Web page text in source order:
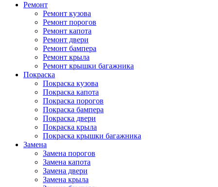
Ремонт
Ремонт кузова
Ремонт порогов
Ремонт капота
Ремонт двери
Ремонт бампера
Ремонт крыла
Ремонт крышки багажника
Покраска
Покраска кузова
Покраска капота
Покраска порогов
Покраска бампера
Покраска двери
Покраска крыла
Покраска крышки багажника
Замена
Замена порогов
Замена капота
Замена двери
Замена крыла